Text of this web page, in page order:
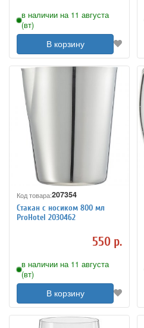
в наличии на 11 августа
(вт)
В корзину
Код товара:207354
Стакан с носиком 800 мл
ProHotel 2030462
550 р.
в наличии на 11 августа
(вт)
В корзину